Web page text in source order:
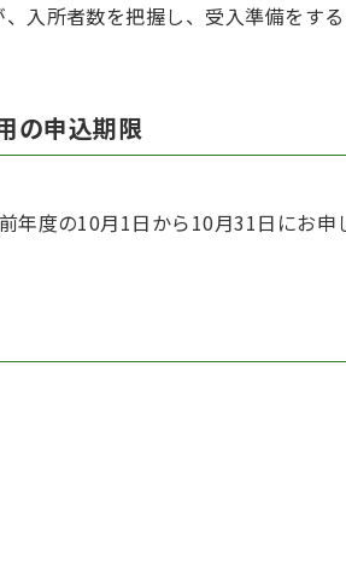
入所者数を把握し、受入準備をす
の申込期限
度の10月1日から10月31日にお申